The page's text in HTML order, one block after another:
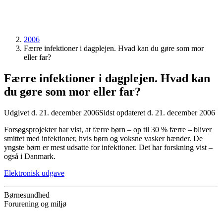
2006
Færre infektioner i dagplejen. Hvad kan du gøre som mor
eller far?
Færre infektioner i dagplejen. Hvad kan
du gøre som mor eller far?
Udgivet d. 21. december 2006Sidst opdateret d. 21. december 2006
Forsøgsprojekter har vist, at færre børn – op til 30 % færre – bliver
smittet med infektioner, hvis børn og voksne vasker hænder. De
yngste børn er mest udsatte for infektioner. Det har forskning vist –
også i Danmark.
Elektronisk udgave
Børnesundhed
Forurening og miljø